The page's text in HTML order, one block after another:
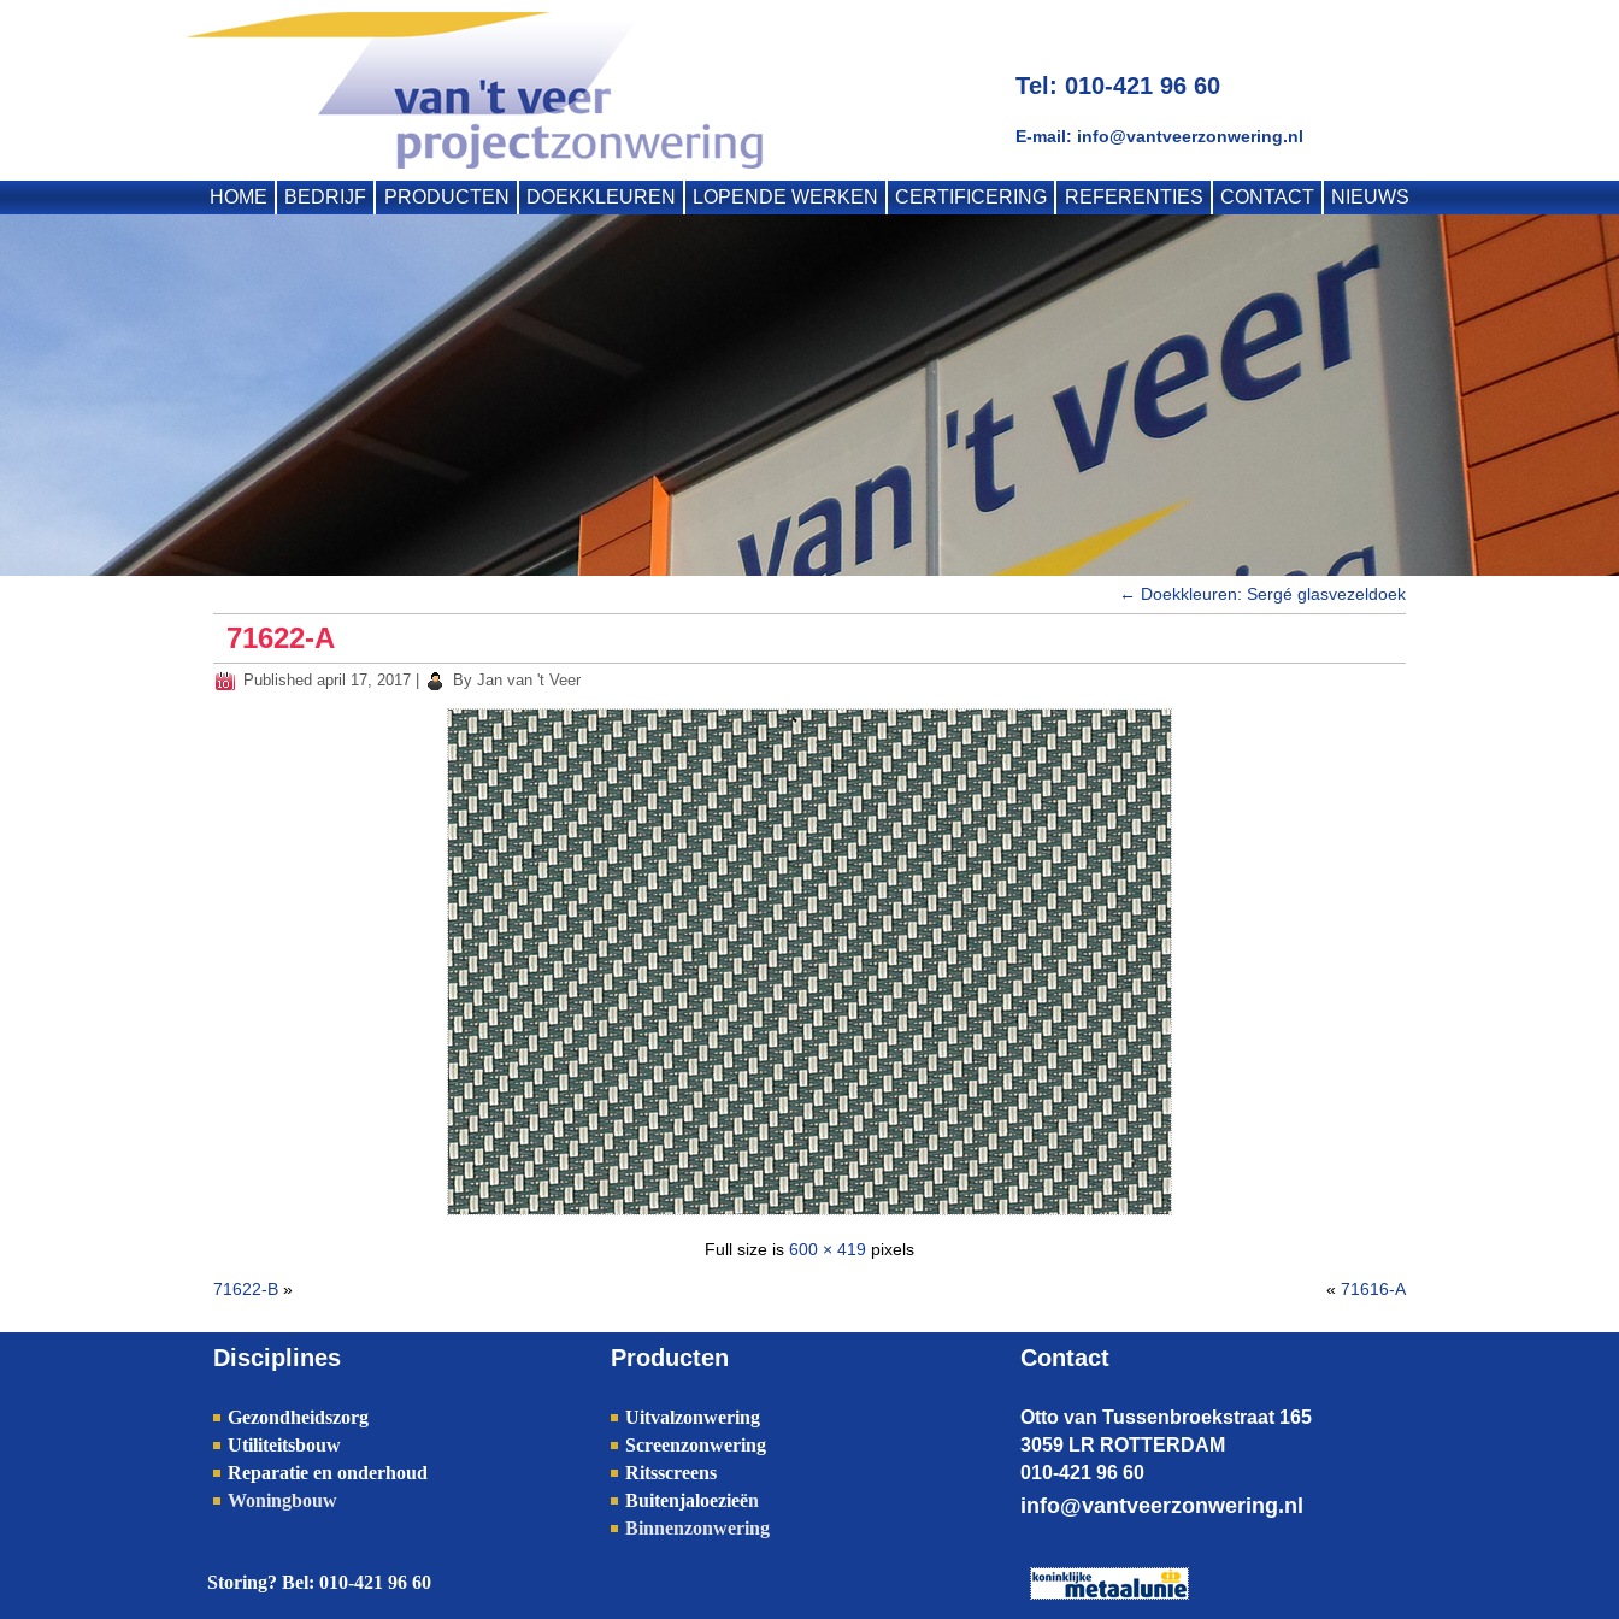
Tel: 010-421 96 60
E-mail: info@vantveerzonwering.nl
HOME BEDRIJF PRODUCTEN DOEKKLEUREN LOPENDE WERKEN CERTIFICERING REFERENTIES CONTACT NIEUWS
← Doekkleuren: Sergé glasvezeldoek
71622-A
Published april 17, 2017 By Jan van 't Veer
Full size is 600 × 419 pixels
71622-B » « 71616-A
Disciplines
Gezondheidszorg
Utiliteitsbouw
Reparatie en onderhoud
Woningbouw
Producten
Uitvalzonwering
Screenzonwering
Ritsscreens
Buitenjaloezieën
Binnenzonwering
Contact
Otto van Tussenbroekstraat 165
3059 LR ROTTERDAM
010-421 96 60
info@vantveerzonwering.nl
Storing? Bel: 010-421 96 60